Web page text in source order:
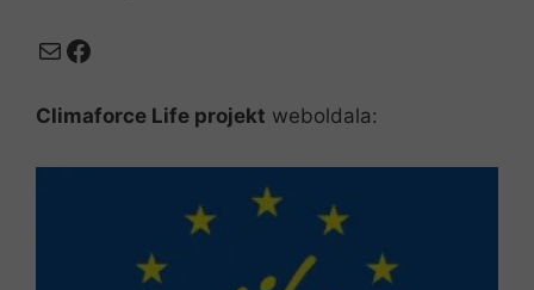
MailFacebook
Climaforce Life projekt weboldala: